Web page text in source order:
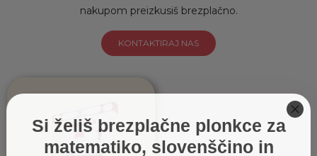
nakupom preizkusiš brezplačno.
KONTAKTIRAJ NAS
Si želiš brezplačne plonkce za
matematiko, slovenščino in